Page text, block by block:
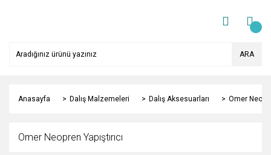
ARA
Anasayfa Dalış Malzemeleri Dalış Aksesuarları Omer
Omer Neopren Yapıştırıcı